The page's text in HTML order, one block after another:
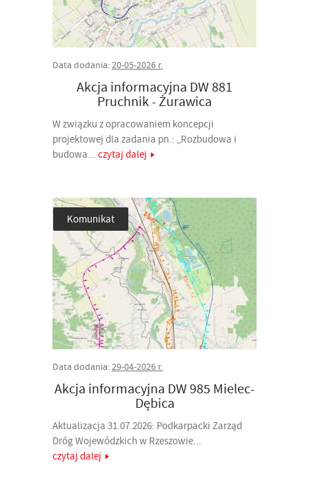
Data dodania:20-05-2026 r.
Akcja informacyjna DW 881
Pruchnik - Żurawica
W związku z opracowaniem koncepcji
projektowej dla zadania pn.: „Rozbudowa i
budowa... czytaj dalej
Komunikat
Data dodania:29-04-2026 r.
Akcja informacyjna DW 985 Mielec-
Dębica
Aktualizacja 31.07.2026: Podkarpacki Zarząd
Dróg Wojewódzkich w Rzeszowie...
czytaj dalej